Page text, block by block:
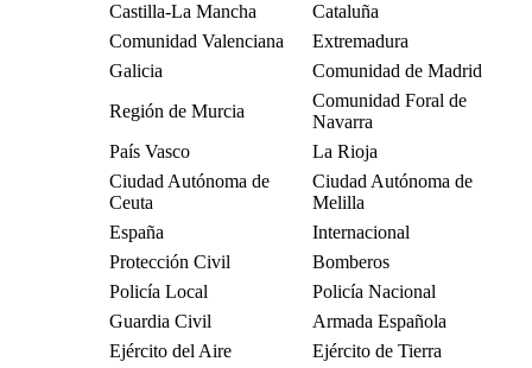
Castilla-La Mancha
Cataluña
Comunidad Valenciana
Extremadura
Galicia
Comunidad de Madrid
Región de Murcia
Comunidad Foral de
Navarra
País Vasco
La Rioja
Ciudad Autónoma de
Ceuta
Ciudad Autónoma de
Melilla
España
Internacional
Protección Civil
Bomberos
Policía Local
Policía Nacional
Guardia Civil
Armada Española
Ejército del Aire
Ejército de Tierra